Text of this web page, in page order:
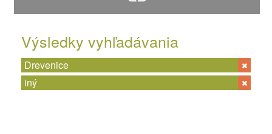
Výsledky vyhľadávania
Drevenice
iný